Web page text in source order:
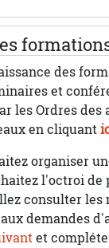
des
et
les Ordres des
en cliquant
organiser
l'octroi de
consulter les
demandes
et